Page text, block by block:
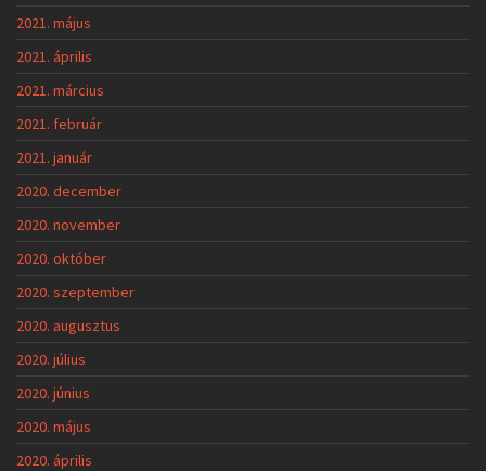
2021. május
2021. április
2021. március
2021. február
2021. január
2020. december
2020. november
2020. október
2020. szeptember
2020. augusztus
2020. július
2020. június
2020. május
2020. április